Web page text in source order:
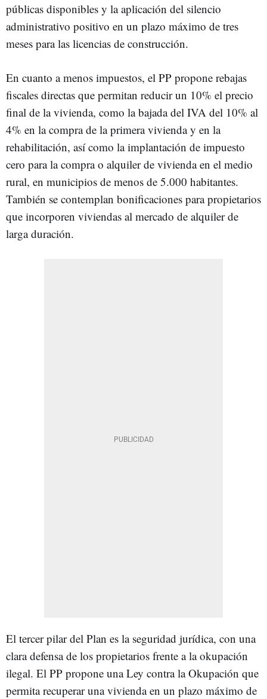
públicas disponibles y la aplicación del silencio
administrativo positivo en un plazo máximo de tres
meses para las licencias de construcción.
En cuanto a menos impuestos, el PP propone rebajas
fiscales directas que permitan reducir un 10% el precio
final de la vivienda, como la bajada del IVA del 10% al
4% en la compra de la primera vivienda y en la
rehabilitación, así como la implantación de impuesto
cero para la compra o alquiler de vivienda en el medio
rural, en municipios de menos de 5.000 habitantes.
También se contemplan bonificaciones para propietarios
que incorporen viviendas al mercado de alquiler de
larga duración.
El tercer pilar del Plan es la seguridad jurídica, con una
clara defensa de los propietarios frente a la okupación
ilegal. El PP propone una Ley contra la Okupación que
permita recuperar una vivienda en un plazo máximo de